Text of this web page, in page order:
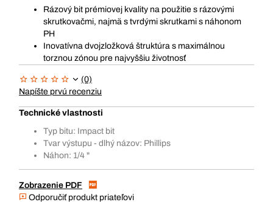
Rázový bit prémiovej kvality na použitie s rázovými
skrutkovačmi, najmä s tvrdými skrutkami s náhonom
PH
Inovatívna dvojzložková štruktúra s maximálnou
torznou zónou pre najvyššiu životnosť
(0)
Napíšte prvú recenziu
Technické vlastnosti
Typ bitu: Impact bit
Tvar výstupu - dlhý názov: Phillips
Náhon: 1/4 "
Zobrazenie PDF
Odporučiť produkt priateľovi